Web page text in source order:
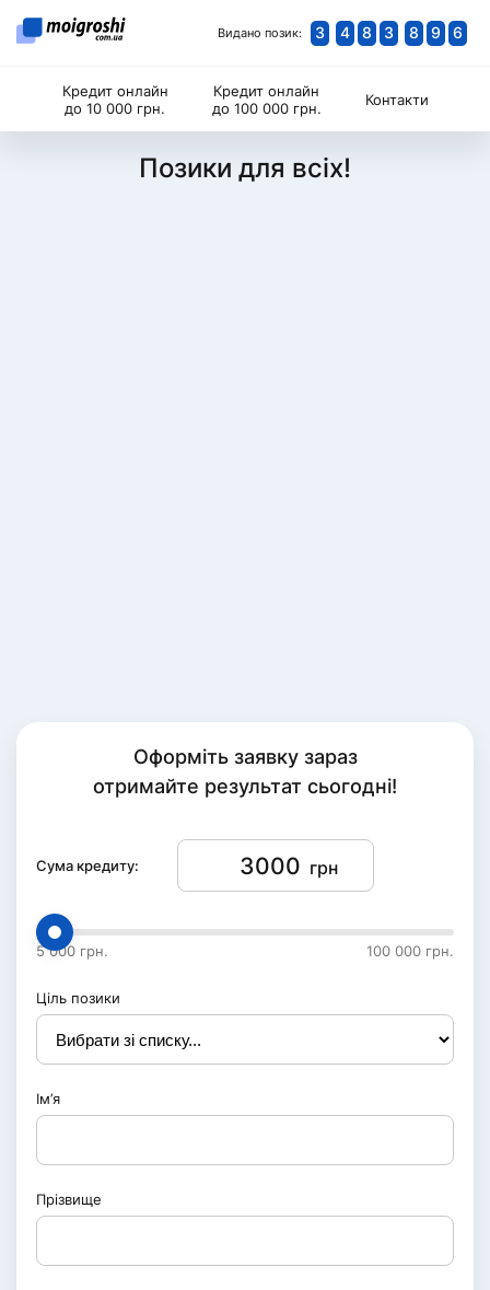
Кредит онлайн
до 10 000 грн.
Кредит онлайн
до 100 000 грн.
Контакти
Видано позик: 3 4 8 3 8 9 6
Позики для всіх!
Оформіть заявку зараз
отримайте результат сьогодні!
Сума кредиту: грн
5 000 грн. 100 000 грн.
Ціль позики
Ім’я
Прізвище